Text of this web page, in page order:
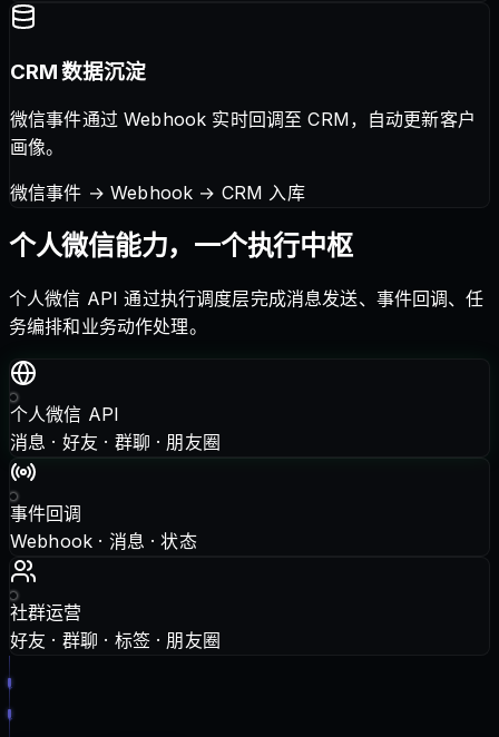
CRM 数据沉淀
微信事件通过 Webhook 实时回调至 CRM，自动更新客户
画像。
微信事件 → Webhook → CRM 入库
个人微信能力，一个执行中枢
个人微信 API 通过执行调度层完成消息发送、事件回调、任
务编排和业务动作处理。
个人微信 API
消息 · 好友 · 群聊 · 朋友圈
事件回调
Webhook · 消息 · 状态
社群运营
好友 · 群聊 · 标签 · 朋友圈